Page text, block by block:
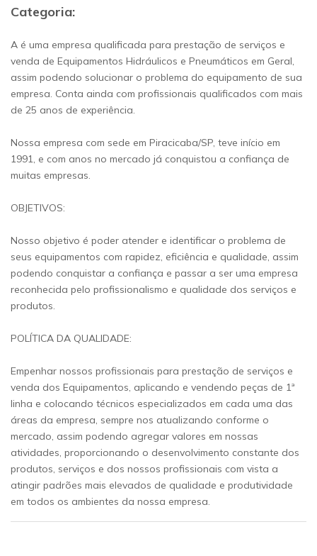
Categoria:
A é uma empresa qualificada para prestação de serviços e
venda de Equipamentos Hidráulicos e Pneumáticos em Geral,
assim podendo solucionar o problema do equipamento de sua
empresa. Conta ainda com profissionais qualificados com mais
de 25 anos de experiência.
Nossa empresa com sede em Piracicaba/SP, teve início em
1991, e com anos no mercado já conquistou a confiança de
muitas empresas.
OBJETIVOS:
Nosso objetivo é poder atender e identificar o problema de
seus equipamentos com rapidez, eficiência e qualidade, assim
podendo conquistar a confiança e passar a ser uma empresa
reconhecida pelo profissionalismo e qualidade dos serviços e
produtos.
POLÍTICA DA QUALIDADE:
Empenhar nossos profissionais para prestação de serviços e
venda dos Equipamentos, aplicando e vendendo peças de 1ª
linha e colocando técnicos especializados em cada uma das
áreas da empresa, sempre nos atualizando conforme o
mercado, assim podendo agregar valores em nossas
atividades, proporcionando o desenvolvimento constante dos
produtos, serviços e dos nossos profissionais com vista a
atingir padrões mais elevados de qualidade e produtividade
em todos os ambientes da nossa empresa.